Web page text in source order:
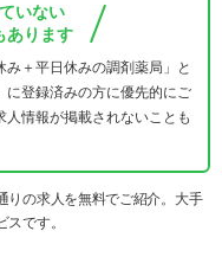
いない
あります
み＋平日休みの調剤薬局」と
に登録済みの方に優先的にご
情報が掲載されないことも
りの求人を無料でご紹介。大手
です。